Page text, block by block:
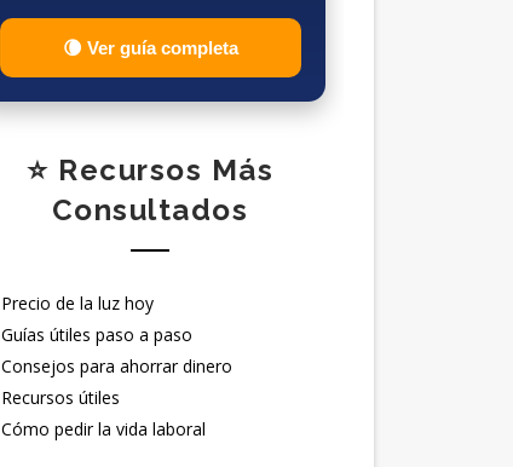
🌘 Ver guía completa
⭐ Recursos Más
Consultados
Precio de la luz hoy
Guías útiles paso a paso
Consejos para ahorrar dinero
Recursos útiles
Cómo pedir la vida laboral